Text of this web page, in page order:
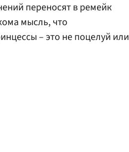
переносят в ремейк
мысль, что
– это не поцелуй или